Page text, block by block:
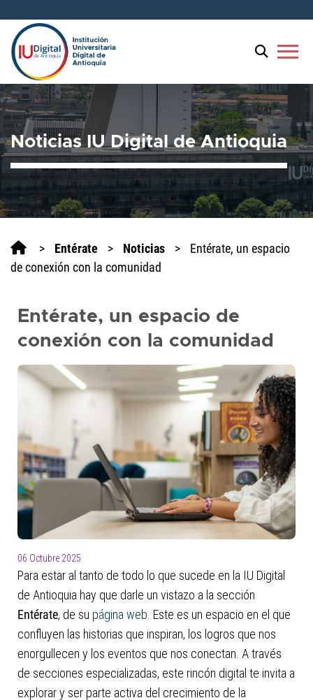
menu
Noticias IU Digital de Antioquia
> Entérate > Noticias >
Entérate, un espacio
de conexión con la comunidad
Entérate, un espacio de
conexión con la comunidad
06 Octubre 2025
Para estar al tanto de todo lo que sucede en la IU Digital
de Antioquia hay que darle un vistazo a la sección
Entérate, de su página web . Este es un espacio en el que
confluyen las historias que inspiran, los logros que nos
enorgullecen y los eventos que nos conectan. A través
de secciones especializadas, este rincón digital te invita a
explorar y ser parte activa del crecimiento de la